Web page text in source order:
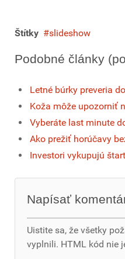
Štítky slideshow
Podobné články
Letné búrky preveria
Koža môže upozorniť
Vyberáte last minute
Ako prežiť horúčavy
Investori vykupujú
Napísať
Uistite sa, že všetky
vyplnili. HTML kód nie